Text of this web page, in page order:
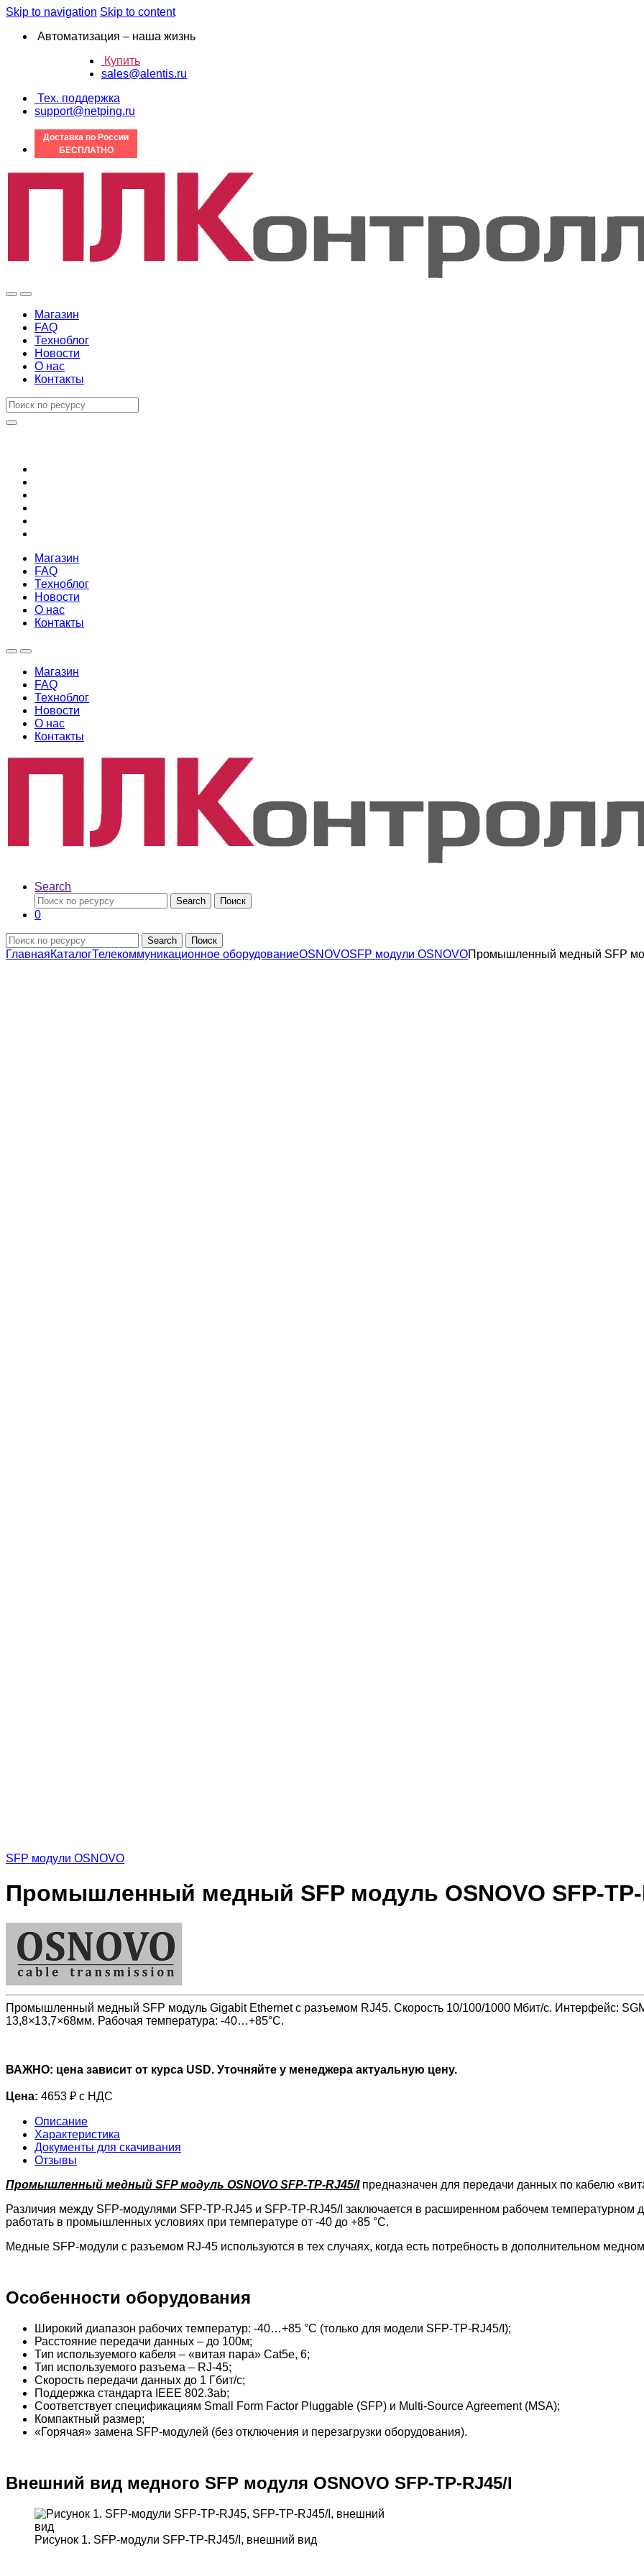
Skip to navigation Skip to content
Автоматизация – наша жизнь
Купить
sales@alentis.ru
Тех. поддержка
support@netping.ru
Доставка по России
БЕСПЛАТНО
Магазин
FAQ
Техноблог
Новости
О нас
Контакты
Магазин
FAQ
Техноблог
Новости
О нас
Контакты
Магазин
FAQ
Техноблог
Новости
О нас
Контакты
Search
Search Поиск
0
Search Поиск
ГлавнаяКаталогТелекоммуникационное оборудованиеOSNOVOSFP модули OSNOVOПромышленный медный SFP
SFP модули OSNOVO
Промышленный медный SFP модуль OSNOVO SFP-TP-
Промышленный медный SFP модуль Gigabit Ethernet с разъемом RJ45. Скорость 10/100/1000 Мбит/с. Интерфейс:
13,8×13,7×68мм. Рабочая температура: -40…+85°С.
ВАЖНО: цена зависит от курса USD. Уточняйте у менеджера актуальную цену.
Цена: 4653 ₽ с НДС
Описание
Характеристика
Документы для скачивания
Отзывы
Промышленный медный SFP модуль OSNOVO SFP-TP-RJ45/Iпредназначен для передачи данных по кабелю
Различия между SFP-модулями SFP-TP-RJ45 и SFP-TP-RJ45/I заключается в расширенном рабочем температурном
работать в промышленных условиях при температуре от -40 до +85 °С.
Медные SFP-модули с разъемом RJ-45 используются в тех случаях, когда есть потребность в дополнительном
Особенности оборудования
Широкий диапазон рабочих температур: -40…+85 °С (только для модели SFP-TP-RJ45/I);
Расстояние передачи данных – до 100м;
Тип используемого кабеля – «витая пара» Cat5e, 6;
Тип используемого разъема – RJ-45;
Скорость передачи данных до 1 Гбит/с;
Поддержка стандарта IEEE 802.3ab;
Соответствует спецификациям Small Form Factor Pluggable (SFP) и Multi-Source Agreement (MSA);
Компактный размер;
«Горячая» замена SFP-модулей (без отключения и перезагрузки оборудования).
Внешний вид медного SFP модуля OSNOVO SFP-TP-RJ45/I
Рисунок 1. SFP-модули SFP-TP-RJ45/I, внешний вид